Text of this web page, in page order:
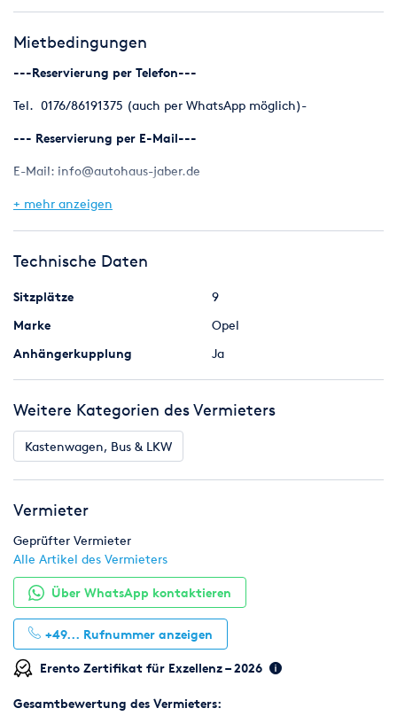
Mietbedingungen
---Reservierung per Telefon---
Tel. 0176/86191375 (auch per WhatsApp möglich)-
--- Reservierung per E-Mail---
E-Mail: info@autohaus-jaber.de
Mieten Sie jetzt unseren 8/9-Sitzer zu günstigen Preisen! Ob
- Personalausweis + Führerschein
- Mindestdauer Führerschein 12 Monate
- 500 € Kaution + Mietpreis in Bar, PayPal, oder vorab bzw
- Inkl. Vollkasko mit 1000 € Selbstbeteiligung
Tag = 24 Std.
100 km - 120,00 EUR/Tag
200 km - 150,00 EUR/Tag
300 km - 180,00 EUR/Tag
500 km - 200,00 EUR/Tag
1000 km - 270,00 EUR/Tag
+ mehr anzeigen
Technische Daten
Sitzplätze
9
Marke
Opel
Anhängerkupplung
Ja
Weitere Kategorien des Vermieters
Kastenwagen, Bus & LKW
Vermieter
Geprüfter Vermieter
Alle Artikel des Vermieters
Über WhatsApp kontaktieren
+49... Rufnummer anzeigen
Erento Zertifikat für Exzellenz – 2026
Gesamtbewertung des Vermieters: